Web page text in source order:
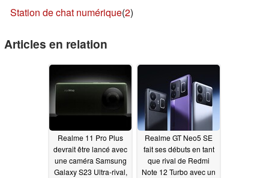
Station de chat numérique(2)
Articles en relation
Realme 11 Pro Plus
devrait être lancé avec
une caméra Samsung
Galaxy S23 Ultra-rival,
Realme GT Neo5 SE
fait ses débuts en tant
que rival de Redmi
Note 12 Turbo avec un